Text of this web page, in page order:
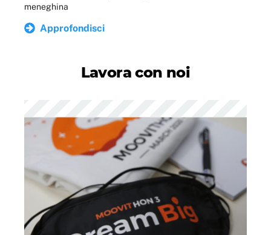
meneghina
Approfondisci
Lavora con noi